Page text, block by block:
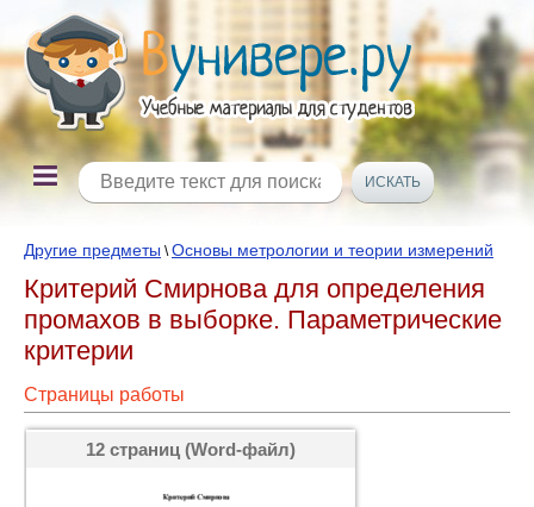
Другие предметы \Основы метрологии и теории измерений
Критерий Смирнова для определения
промахов в выборке. Параметрические
критерии
Страницы работы
12 страниц (Word-файл)